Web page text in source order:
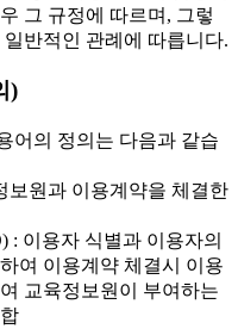
그 규정에 따르며, 그렇
반적인 관례에 따릅니다.
)
어의 정의는 다음과 같습
원과 이용계약을 체결한
이용자 식별과 이용자의
여 이용계약 체결시 이용
교육정보원이 부여하는